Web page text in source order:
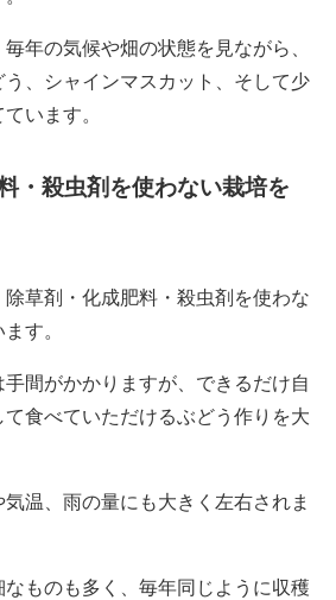
年の気候や畑の状態を見ながら、
、シャインマスカット、そして少
います。
・殺虫剤を使わない栽培を
草剤・化成肥料・殺虫剤を使わな
す。
間がかかりますが、できるだけ自
食べていただけるぶどう作りを大
気温、雨の量にも大きく左右されま
ものも多く、毎年同じように収穫